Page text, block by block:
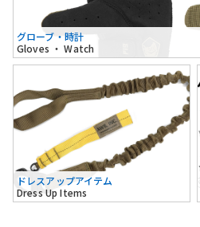
グローブ・時計
Gloves ・ Watch
ドレスアップアイテム
Dress Up Items